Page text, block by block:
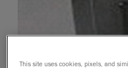
This site uses cookies, pixels, and